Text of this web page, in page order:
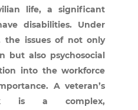
life, a significant
disabilities. Under
the issues of not only
but also psychosocial
into the workforce
A veteran’s
is a complex,